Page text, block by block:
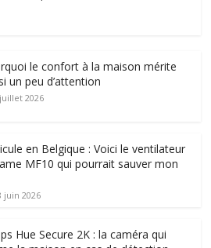
le confort à la maison mérite
un peu d’attention
2026
en Belgique : Voici le ventilateur
MF10 qui pourrait sauver mon
juin 2026
Hue Secure 2K : la caméra qui